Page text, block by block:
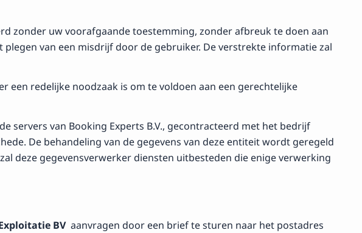
zonder uw voorafgaande toestemming, zonder afbreuk te doen aan
van een misdrijf door de gebruiker. De verstrekte informatie zal
een redelijke noodzaak is om te voldoen aan een gerechtelijke
servers van Booking Experts B.V., gecontracteerd met het bedrijf
De behandeling van de gegevens van deze entiteit wordt geregeld
deze gegevensverwerker diensten uitbesteden die enige verwerking
BV aanvragen door een brief te sturen naar het postadres